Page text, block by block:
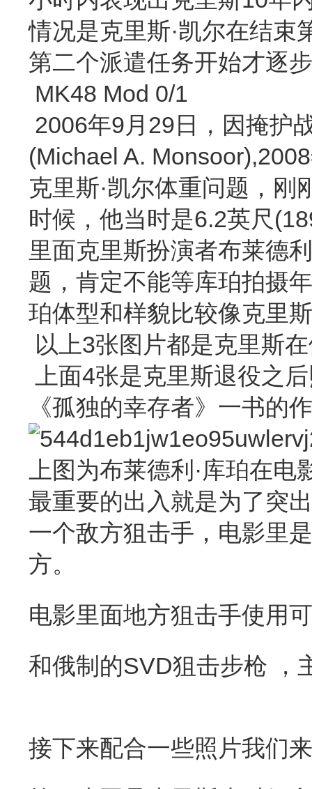
情况是克里斯·凯尔在结束
第二个派遣任务开始才逐
MK48 Mod 0/1
2006年9月29日，因掩护
(Michael A.
克里斯·凯尔体重问题，
时候，他当时是6.2英尺
里面克里斯扮演者布莱德
题，肯定不能等库珀拍摄
珀体型和样貌比较像克里
以上3张图片都是克里斯
上面4张是克里斯退役之
《孤独的幸存者》一书的
上图为布莱德利·库珀在
最重要的出入就是为了突
一个敌方狙击手，电影里
方。
电影里面地方狙击手使用
和俄制的SVD狙击步枪 ，
接下来配合一些照片我们